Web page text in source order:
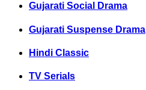
Gujarati Social Drama
Gujarati Suspense Drama
Hindi Classic
TV Serials